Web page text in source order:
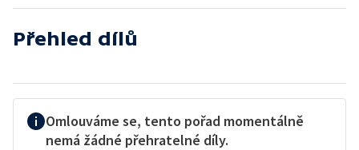
Přehled dílů
Omlouváme se, tento pořad momentálně
nemá žádné přehratelné díly.